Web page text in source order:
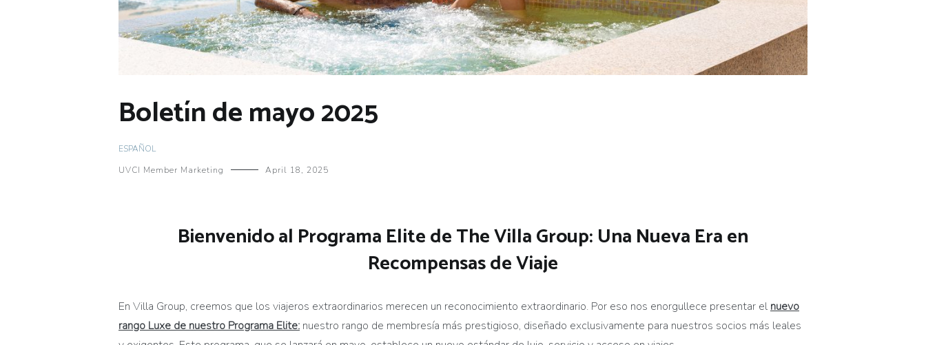
Boletín de mayo 2025
ESPAÑOL
UVCI Member Marketing
April 18, 2025
Bienvenido al Programa Elite de The Villa Group: Una Nueva Era en
Recompensas de Viaje
En Villa Group, creemos que los viajeros extraordinarios merecen un reconocimiento extraordinario. Por eso nos enorgullece presentar el nuevo
rango Luxe de nuestro Programa Elite: nuestro rango de membresía más prestigioso, diseñado exclusivamente para nuestros socios más leales